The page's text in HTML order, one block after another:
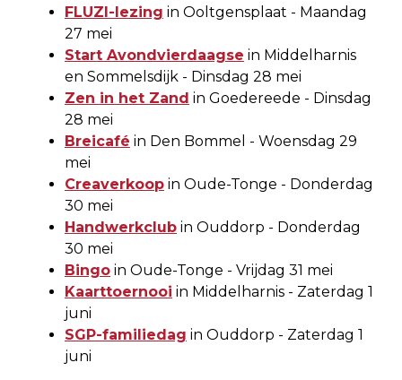
FLUZI-lezing in Ooltgensplaat - Maandag
27 mei
Start Avondvierdaagse in Middelharnis
en Sommelsdijk - Dinsdag 28 mei
Zen in het Zand in Goedereede - Dinsdag
28 mei
Breicafé in Den Bommel - Woensdag 29
mei
Creaverkoop in Oude-Tonge - Donderdag
30 mei
Handwerkclub in Ouddorp - Donderdag
30 mei
Bingo in Oude-Tonge - Vrijdag 31 mei
Kaarttoernooi in Middelharnis - Zaterdag 1
juni
SGP-familiedag in Ouddorp - Zaterdag 1
juni